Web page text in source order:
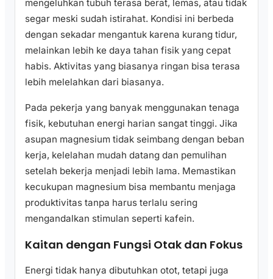
mengeluhkan tubuh terasa berat, lemas, atau tidak
segar meski sudah istirahat. Kondisi ini berbeda
dengan sekadar mengantuk karena kurang tidur,
melainkan lebih ke daya tahan fisik yang cepat
habis. Aktivitas yang biasanya ringan bisa terasa
lebih melelahkan dari biasanya.
Pada pekerja yang banyak menggunakan tenaga
fisik, kebutuhan energi harian sangat tinggi. Jika
asupan magnesium tidak seimbang dengan beban
kerja, kelelahan mudah datang dan pemulihan
setelah bekerja menjadi lebih lama. Memastikan
kecukupan magnesium bisa membantu menjaga
produktivitas tanpa harus terlalu sering
mengandalkan stimulan seperti kafein.
Kaitan dengan Fungsi Otak dan Fokus
Energi tidak hanya dibutuhkan otot, tetapi juga